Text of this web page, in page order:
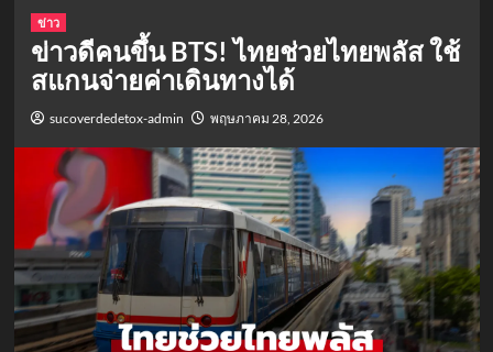
ข่าว
ข่าวดีคนขึ้น BTS! ไทยช่วยไทยพลัส ใช้
สแกนจ่ายค่าเดินทางได้
sucoverdedetox-admin พฤษภาคม 28, 2026